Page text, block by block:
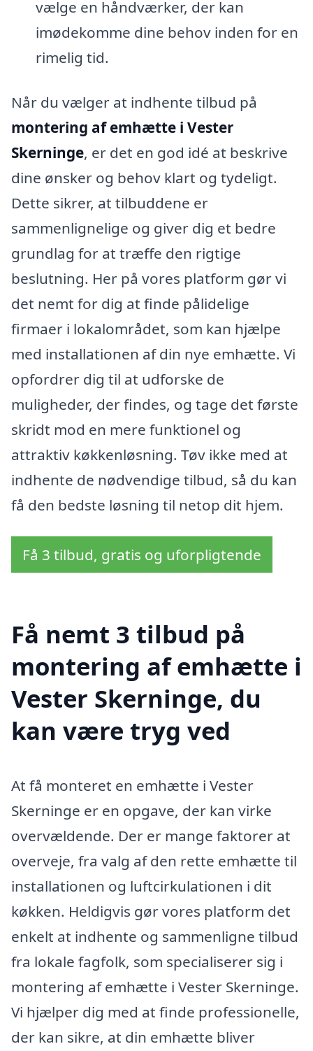
vælge en håndværker, der kan
imødekomme dine behov inden for en
rimelig tid.
Når du vælger at indhente tilbud på
montering af emhætte i Vester
Skerninge, er det en god idé at beskrive
dine ønsker og behov klart og tydeligt.
Dette sikrer, at tilbuddene er
sammenlignelige og giver dig et bedre
grundlag for at træffe den rigtige
beslutning. Her på vores platform gør vi
det nemt for dig at finde pålidelige
firmaer i lokalområdet, som kan hjælpe
med installationen af din nye emhætte. Vi
opfordrer dig til at udforske de
muligheder, der findes, og tage det første
skridt mod en mere funktionel og
attraktiv køkkenløsning. Tøv ikke med at
indhente de nødvendige tilbud, så du kan
få den bedste løsning til netop dit hjem.
Få 3 tilbud, gratis og uforpligtende
Få nemt 3 tilbud på
montering af emhætte i
Vester Skerninge, du
kan være tryg ved
At få monteret en emhætte i Vester
Skerninge er en opgave, der kan virke
overvældende. Der er mange faktorer at
overveje, fra valg af den rette emhætte til
installationen og luftcirkulationen i dit
køkken. Heldigvis gør vores platform det
enkelt at indhente og sammenligne tilbud
fra lokale fagfolk, som specialiserer sig i
montering af emhætte i Vester Skerninge.
Vi hjælper dig med at finde professionelle,
der kan sikre, at din emhætte bliver